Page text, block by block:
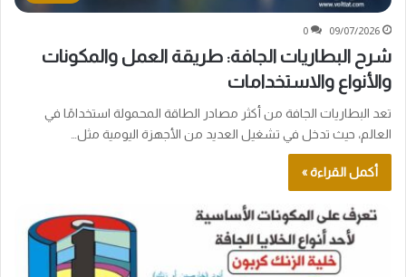
09/07/2026
0
شرح البطاريات الجافة: طريقة العمل والمكونات
والأنواع والاستخدامات
تعد البطاريات الجافة من أكثر مصادر الطاقة المحمولة استخدامًا في
العالم، حيث تدخل في تشغيل العديد من الأجهزة اليومية مثل…
أكمل القراءة »